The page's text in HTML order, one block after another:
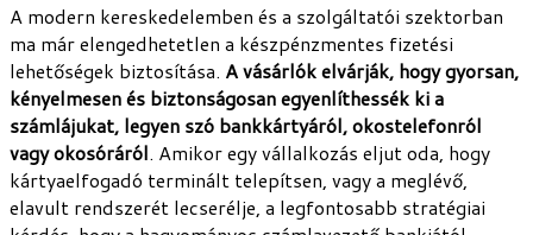
A modern kereskedelemben és a szolgáltatói szektorban
ma már elengedhetetlen a készpénzmentes fizetési
lehetőségek biztosítása. A vásárlók elvárják, hogy gyorsan,
kényelmesen és biztonságosan egyenlíthessék ki a
számlájukat, legyen szó bankkártyáról, okostelefonról
vagy okosóráról. Amikor egy vállalkozás eljut oda, hogy
kártyaelfogadó terminált telepítsen, vagy a meglévő,
elavult rendszerét lecserélje, a legfontosabb stratégiai